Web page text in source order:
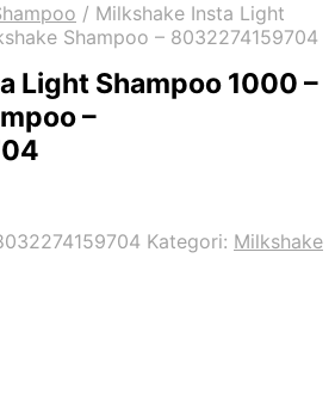
/ Milkshake Insta Light
Shampoo – 8032274159704
Light Shampoo 1000 –
–
Kategori: Milkshake